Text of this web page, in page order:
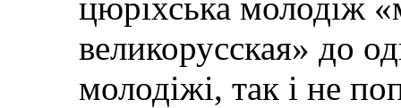
великорусская» до
молодіжі, так і не